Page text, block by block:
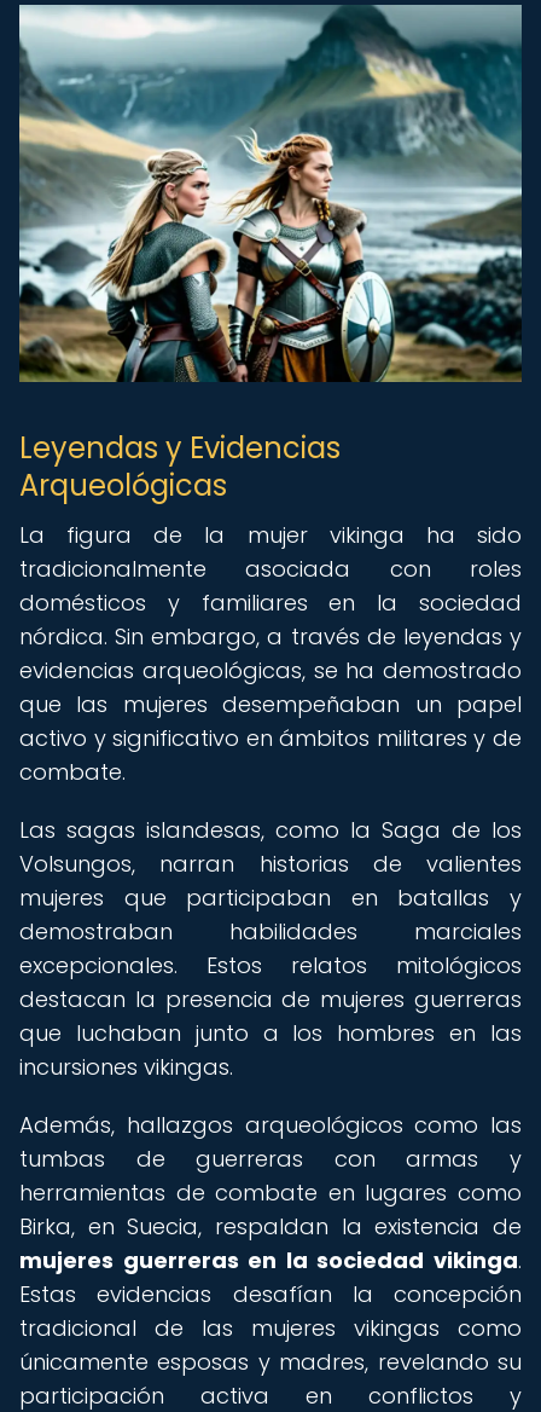
Leyendas y Evidencias
Arqueológicas
La figura de la mujer vikinga ha sido
tradicionalmente asociada con roles
domésticos y familiares en la sociedad
nórdica. Sin embargo, a través de leyendas y
evidencias arqueológicas, se ha demostrado
que las mujeres desempeñaban un papel
activo y significativo en ámbitos militares y de
combate.
Las sagas islandesas, como la Saga de los
Volsungos, narran historias de valientes
mujeres que participaban en batallas y
demostraban habilidades marciales
excepcionales. Estos relatos mitológicos
destacan la presencia de mujeres guerreras
que luchaban junto a los hombres en las
incursiones vikingas.
Además, hallazgos arqueológicos como las
tumbas de guerreras con armas y
herramientas de combate en lugares como
Birka, en Suecia, respaldan la existencia de
mujeres guerreras en la sociedad vikinga.
Estas evidencias desafían la concepción
tradicional de las mujeres vikingas como
únicamente esposas y madres, revelando su
participación activa en conflictos y